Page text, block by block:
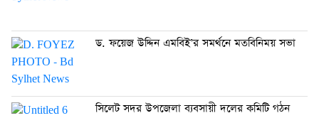
ড. ফয়েজ উদ্দিন এমবিই’র সমর্থনে মতবিনিময় সভা
সিলেট সদর উপজেলা ব্যবসায়ী দলের কমিটি গঠন